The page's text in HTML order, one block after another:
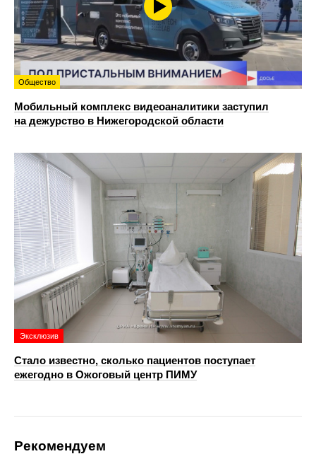
Общество
Мобильный комплекс видеоаналитики заступил
на дежурство в Нижегородской области
Эксклюзив
Стало известно, сколько пациентов поступает
ежегодно в Ожоговый центр ПИМУ
Рекомендуем